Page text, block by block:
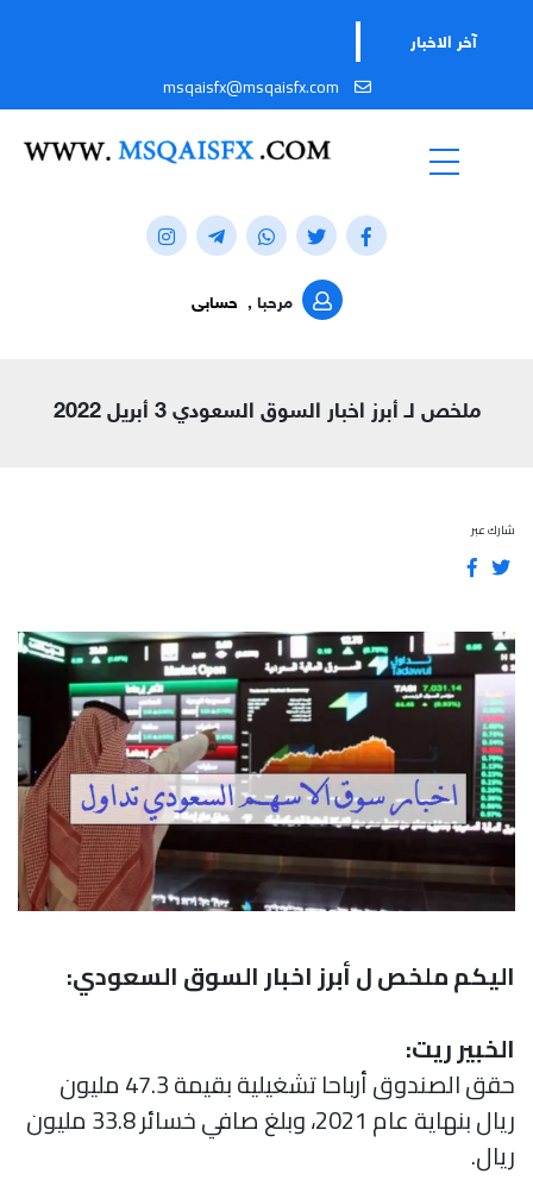
آخر الاخبار
msqaisfx@msqaisfx.com
مرحبا , حسابى
ملخص لـ أبرز اخبار السوق السعودي 3 أبريل 2022
شارك عبر
اليكم ملخص ل أبرز اخبار السوق السعودي:
الخبير ريت:
حقق الصندوق أرباحا تشغيلية بقيمة 47.3 مليون
ريال بنهاية عام 2021، وبلغ صافي خسائر 33.8 مليون
ريال.